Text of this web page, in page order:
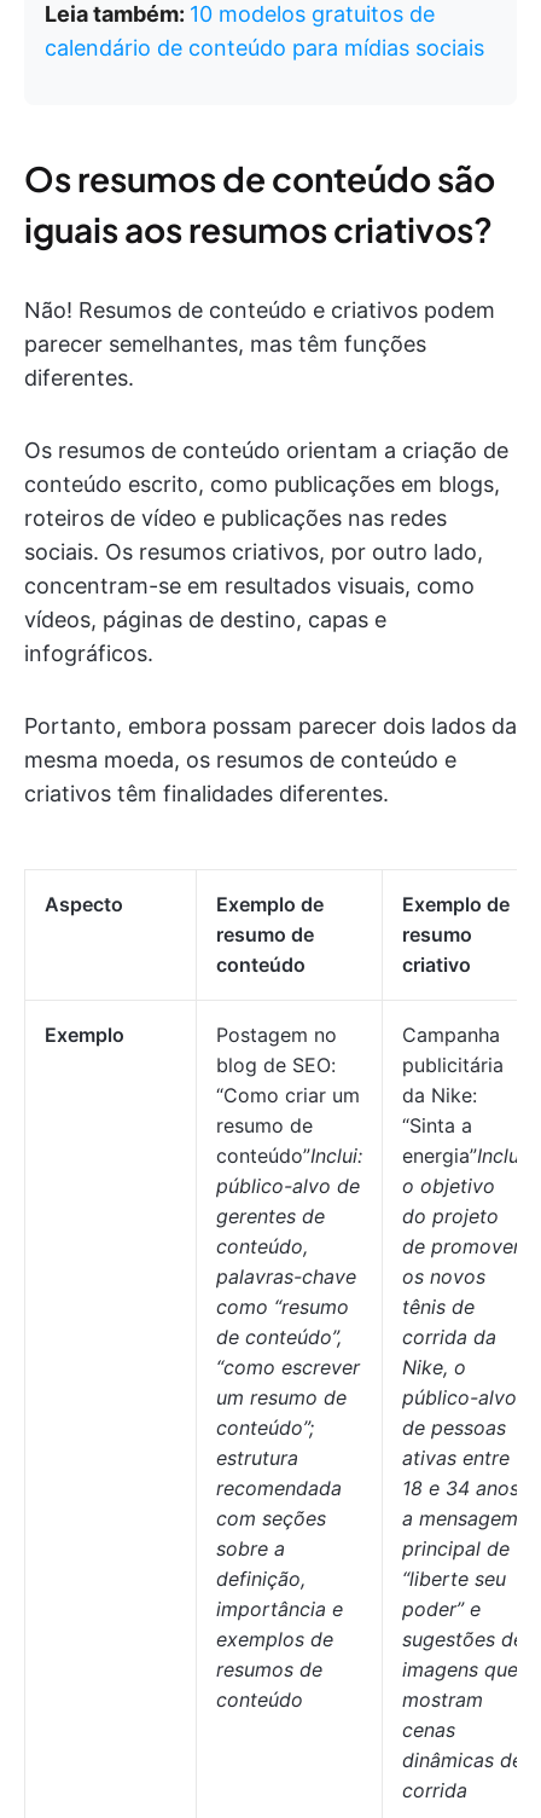
Leia também: 10 modelos gratuitos de
calendário de conteúdo para mídias sociais
Os resumos de conteúdo são
iguais aos resumos criativos?
Não! Resumos de conteúdo e criativos podem
parecer semelhantes, mas têm funções
diferentes.
Os resumos de conteúdo orientam a criação de
conteúdo escrito, como publicações em blogs,
roteiros de vídeo e publicações nas redes
sociais. Os resumos criativos, por outro lado,
concentram-se em resultados visuais, como
vídeos, páginas de destino, capas e
infográficos.
Portanto, embora possam parecer dois lados da
mesma moeda, os resumos de conteúdo e
criativos têm finalidades diferentes.
Aspecto
Exemplo de
resumo de
conteúdo
Exemplo de
resumo
criativo
Exemplo
Postagem no
blog de SEO:
“Como criar um
resumo de
conteúdo”Inclui:
público-alvo de
gerentes de
conteúdo,
palavras-chave
como “resumo
de conteúdo”,
“como escrever
um resumo de
conteúdo”;
estrutura
recomendada
com seções
sobre a
definição,
importância e
exemplos de
resumos de
conteúdo
Campanha
publicitária
da Nike:
“Sinta a
energia”Inclui
o objetivo
do projeto
de promover
os novos
tênis de
corrida da
Nike, o
público-alvo
de pessoas
ativas entre
18 e 34 anos,
a mensagem
principal de
“liberte seu
poder” e
sugestões de
imagens que
mostram
cenas
dinâmicas de
corrida